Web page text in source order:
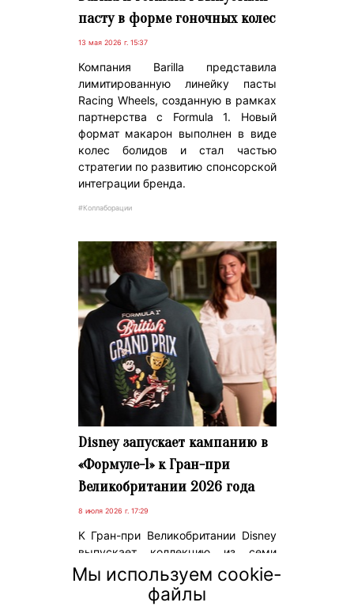
пасту в форме гоночных колес
13 мая 2026 г. 15:37
Компания Barilla представила
лимитированную линейку пасты
Racing Wheels, созданную в рамках
партнерства с Formula 1. Новый
формат макарон выполнен в виде
колес болидов и стал частью
стратегии по развитию спонсорской
интеграции бренда.
#Коллаборации
Disney запускает кампанию в
«Формуле-1» к Гран-при
Великобритании 2026 года
8 июля 2026 г. 17:29
К Гран-при Великобритании Disney
выпускает коллекцию из семи
предметов. Это событие станет
европейской премьерой кампании
Disney x Formula 1 Fuel the Magic.
Мы используем cookie-
файлы